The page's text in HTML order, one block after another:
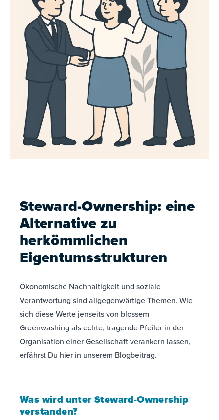
Steward-Ownership: eine
Alternative zu
herkömmlichen
Eigentumsstrukturen
Ökonomische Nachhaltigkeit und soziale
Verantwortung sind allgegenwärtige Themen. Wie
sich diese Werte jenseits von blossem
Greenwashing als echte, tragende Pfeiler in der
Organisation einer Gesellschaft verankern lassen,
erfährst Du hier in unserem Blogbeitrag.
Was wird unter Steward-Ownership
verstanden?